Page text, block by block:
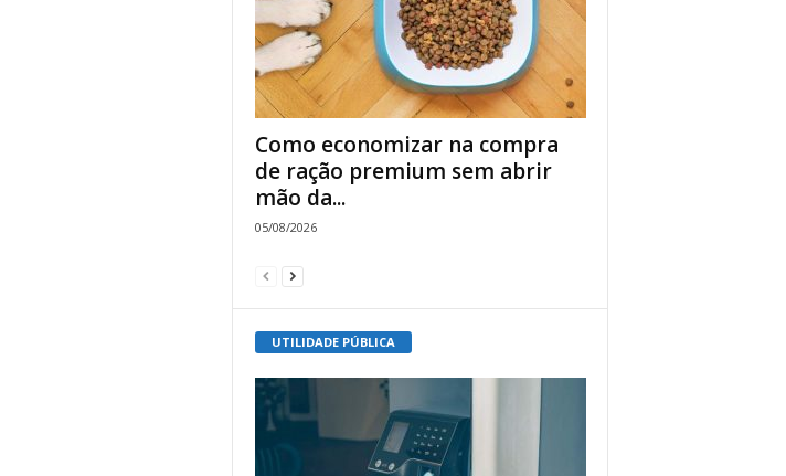
Como economizar na compra
de ração premium sem abrir
mão da...
05/08/2026
UTILIDADE PÚBLICA